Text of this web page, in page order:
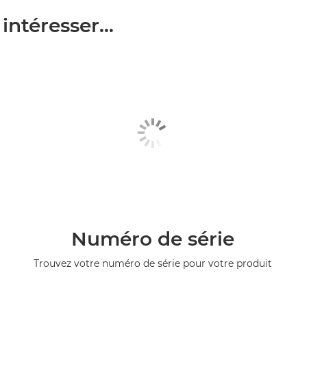
Numéro de série
Trouvez votre numéro de série pour votre produit